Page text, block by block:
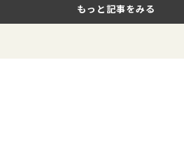
もっと記事をみる